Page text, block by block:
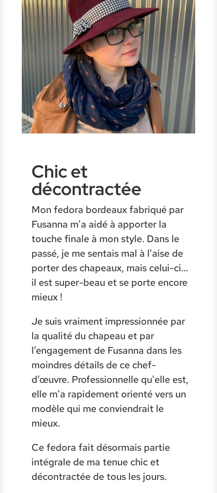
Chic et
décontractée
Mon fedora bordeaux fabriqué par
Fusanna m'a aidé à apporter la
touche finale à mon style. Dans le
passé, je me sentais mal à l'aise de
porter des chapeaux, mais celui-ci…
il est super-beau et se porte encore
mieux !
Je suis vraiment impressionnée par
la qualité du chapeau et par
l’engagement de Fusanna dans les
moindres détails de ce chef-
d’œuvre. Professionnelle qu'elle est,
elle m'a rapidement orienté vers un
modèle qui me conviendrait le
mieux.
Ce fedora fait désormais partie
intégrale de ma tenue chic et
décontractée de tous les jours.